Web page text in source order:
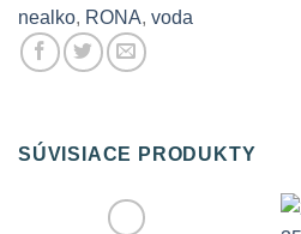
nealko, RONA, voda
SÚVISIACE PRODUKTY